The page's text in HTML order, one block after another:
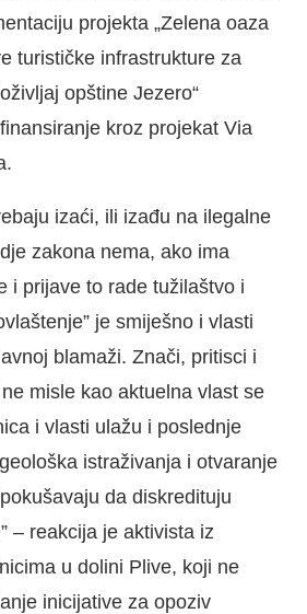
projekta „Zelena oaza
turističke infrastrukture za
opštine Jezero“
kroz projekat Via
izaći, ili izađu na ilegalne
zakona nema, ako ima
i prijave to rade tužilaštvo i
je smiješno i vlasti
blamaži. Znači, pritisci i
misle kao aktuelna vlast se
i vlasti ulažu i poslednje
istraživanja i otvaranje
da diskredituju
– reakcija je aktivista iz
u dolini Plive, koji ne
inicijative za opoziv